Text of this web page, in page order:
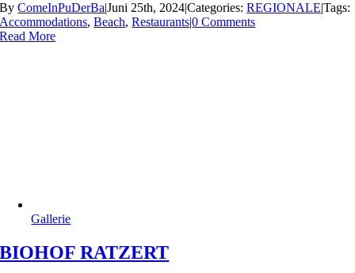
ByComeInPuDerBa|Juni 25th, 2024|Categories:REGIONALE|Tags:
Accommodations,Beach,Restaurants|0 Comments
Read More
Gallerie
BIOHOF RATZERT